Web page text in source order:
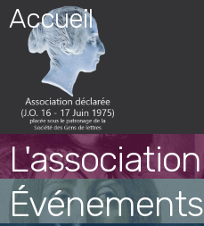
Skip
content
Accueil
L'association
Événements